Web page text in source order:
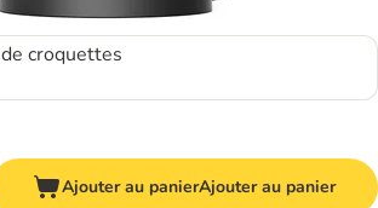
croquettes
Ajouter au panierAjouter au panier